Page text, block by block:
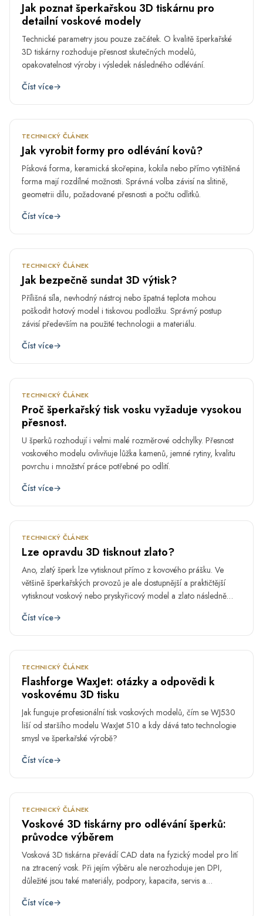
Jak poznat šperkařskou 3D tiskárnu pro
detailní voskové modely
Technické parametry jsou pouze začátek. O kvalitě šperkařské
3D tiskárny rozhoduje přesnost skutečných modelů,
opakovatelnost výroby i výsledek následného odlévání.
Číst více→
LED
TECHNICKÝ ČLÁNEK
Jak vyrobit formy pro odlévání kovů?
Písková forma, keramická skořepina, kokila nebo přímo vytištěná
forma mají rozdílné možnosti. Správná volba závisí na slitině,
geometrii dílu, požadované přesnosti a počtu odlitků.
Číst více→
LED
TECHNICKÝ ČLÁNEK
Jak bezpečně sundat 3D výtisk?
Přílišná síla, nevhodný nástroj nebo špatná teplota mohou
poškodit hotový model i tiskovou podložku. Správný postup
závisí především na použité technologii a materiálu.
Číst více→
LED
TECHNICKÝ ČLÁNEK
Proč šperkařský tisk vosku vyžaduje vysokou
přesnost.
U šperků rozhodují i velmi malé rozměrové odchylky. Přesnost
voskového modelu ovlivňuje lůžka kamenů, jemné rytiny, kvalitu
povrchu i množství práce potřebné po odlití.
Číst více→
LED
TECHNICKÝ ČLÁNEK
Lze opravdu 3D tisknout zlato?
Ano, zlatý šperk lze vytisknout přímo z kovového prášku. Ve
většině šperkařských provozů je ale dostupnější a praktičtější
vytisknout voskový nebo pryskyřicový model a zlato následně
Číst více→
LED
TECHNICKÝ ČLÁNEK
Flashforge WaxJet: otázky a odpovědi k
voskovému 3D tisku
Jak funguje profesionální tisk voskových modelů, čím se WJ530
liší od staršího modelu WaxJet 510 a kdy dává tato technologie
smysl ve šperkařské výrobě?
Číst více→
LIS
TECHNICKÝ ČLÁNEK
Voskové 3D tiskárny pro odlévání šperků:
průvodce výběrem
Vosková 3D tiskárna převádí CAD data na fyzický model pro lití
na ztracený vosk. Při jejím výběru ale nerozhoduje jen DPI,
důležité jsou také materiály, podpory, kapacita, servis a
Číst více→